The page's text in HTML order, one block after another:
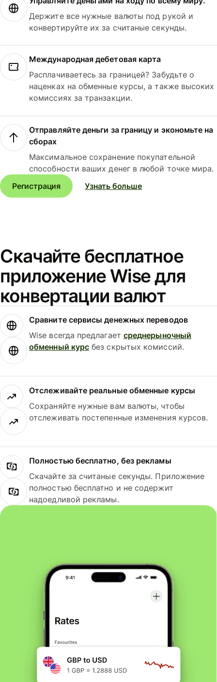
Держите все нужные валюты под рукой и
конвертируйте их за считаные секунды.
Международная дебетовая карта
Расплачиваетесь за границей? Забудьте о
наценках на обменные курсы, а также высоких
комиссиях за транзакции.
Отправляйте деньги за границу и экономьте на
сборах
Максимальное сохранение покупательной
способности ваших денег в любой точке мира.
Регистрация
Узнать больше
Скачайте бесплатное
приложение Wise для
конвертации валют
Сравните сервисы денежных переводов
Wise всегда предлагает среднерыночный
обменный курс без скрытых комиссий.
Отслеживайте реальные обменные курсы
Сохраняйте нужные вам валюты, чтобы
отслеживать постепенные изменения курсов.
Полностью бесплатно, без рекламы
Скачайте за считаные секунды. Приложение
полностью бесплатно и не содержит
надоедливой рекламы.